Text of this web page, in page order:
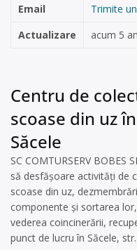
Email
Trimite
Actualizare
acum 5
Centru de
scoase din uz
Săcele
SC COMTURSERV
să desfăşoare activităţi de
scoase din uz,
componente și sortarea
vederea coincinerării,
punct de lucru în Săcele,